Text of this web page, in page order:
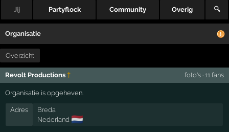
Jij Partyflock Community Overig 🔍
Organisatie
Overzicht
Revolt Productions † foto's· 11 fans
Organisatie is opgeheven.
Adres
Breda
Nederland 🇳🇱